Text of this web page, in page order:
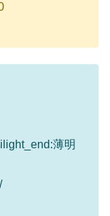
薄明